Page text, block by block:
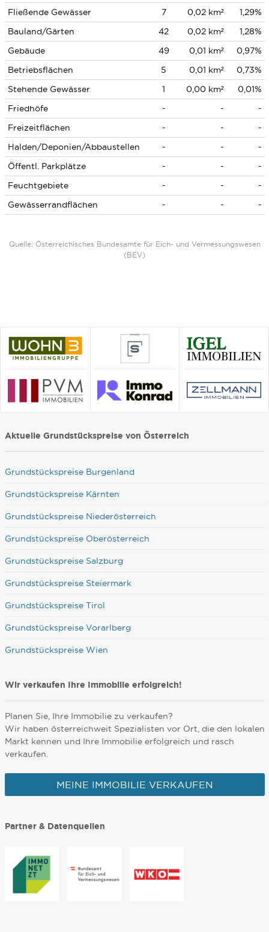
Fließende Gewässer 7 0,02 km²
1,29%
Bauland/Gärten
42 0,02 km²
1,28%
Gebäude
49 0,01 km²
0,97%
Betriebsflächen
5 0,01 km²
0,73%
Stehende Gewässer
1 0,00 km²
0,01%
Friedhöfe
- -
-
Freizeitflächen
- -
-
Halden/Deponien/Abbaustellen
- -
-
Öffentl. Parkplätze
- -
-
Feuchtgebiete
- -
-
Gewässerrandflächen
- - -
Quelle: Österreichisches Bundesamte für Eich- und Vermessungswesen
(BEV)
Aktuelle Grundstückspreise von Österreich
Grundstückspreise Burgenland
Grundstückspreise Kärnten
Grundstückspreise Niederösterreich
Grundstückspreise Oberösterreich
Grundstückspreise Salzburg
Grundstückspreise Steiermark
Grundstückspreise Tirol
Grundstückspreise Vorarlberg
Grundstückspreise Wien
Wir verkaufen Ihre Immobilie erfolgreich!
Planen Sie, Ihre Immobilie zu verkaufen?
Wir haben österreichweit Spezialisten vor Ort, die den lokalen
Markt kennen und Ihre Immobilie erfolgreich und rasch
verkaufen.
MEINE IMMOBILIE VERKAUFEN
Partner & Datenquellen